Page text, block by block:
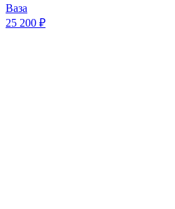
Ваза
25 200 ₽